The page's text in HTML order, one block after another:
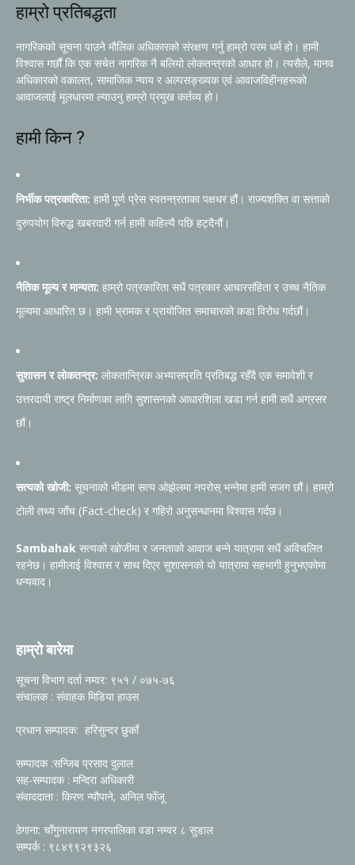
हाम्रो प्रतिबद्धता
नागरिकको सूचना पाउने मौलिक अधिकारको संरक्षण गर्नु हाम्रो परम धर्म हो। हामी
विश्वास गर्छौं कि एक सचेत नागरिक नै बलियो लोकतन्त्रको आधार हो। त्यसैले, मानव
अधिकारको वकालत, सामाजिक न्याय र अल्पसङ्ख्यक एवं आवाजविहीनहरूको
आवाजलाई मूलधारमा ल्याउनु हाम्रो प्रमुख कर्तव्य हो।
हामी किन ?
निर्भीक पत्रकारिता: हामी पूर्ण प्रेस स्वतन्त्रताका पक्षधर हौं। राज्यशक्ति वा सत्ताको
दुरुपयोग विरुद्ध खबरदारी गर्न हामी कहिल्यै पछि हट्दैनौं।
नैतिक मूल्य र मान्यता: हाम्रो पत्रकारिता सधैं पत्रकार आचारसंहिता र उच्च नैतिक
मूल्यमा आधारित छ। हामी भ्रामक र प्रायोजित समाचारको कडा विरोध गर्दछौं।
सुशासन र लोकतन्त्र: लोकतान्त्रिक अभ्यासप्रति प्रतिबद्ध रहँदै एक समावेशी र
उत्तरदायी राष्ट्र निर्माणका लागि सुशासनको आधारशिला खडा गर्न हामी सधैं अग्रसर
छौं।
सत्यको खोजी: सूचनाको भीडमा सत्य ओझेलमा नपरोस् भन्नेमा हामी सजग छौं। हाम्रो
टोली तथ्य जाँच (Fact-check) र गहिरो अनुसन्धानमा विश्वास गर्दछ।
Sambahak सत्यको खोजीमा र जनताको आवाज बन्ने यात्रामा सधैं अविचलित
रहनेछ। हामीलाई विश्वास र साथ दिएर सुशासनको यो यात्रामा सहभागी हुनुभएकोमा
धन्यवाद।
हाम्रो बारेमा
सूचना विभाग दर्ता नम्वर: ९५१ / ०७५-७६
संचालक : संवाहक मिडिया हाउस
प्रधान सम्पादक: हरिसुन्दर छुकाँ
सम्पादक :सन्जिब प्रसाद दुलाल
सह-सम्पादक : मन्दिरा अधिकारी
संवाददाता : किरण न्यौपाने, अनिल फोँजू
ठेगाना: चाँगुनारायण नगरपालिका वडा नम्वर ८ सुडाल
सम्पर्क : ९८४९९२९३२६